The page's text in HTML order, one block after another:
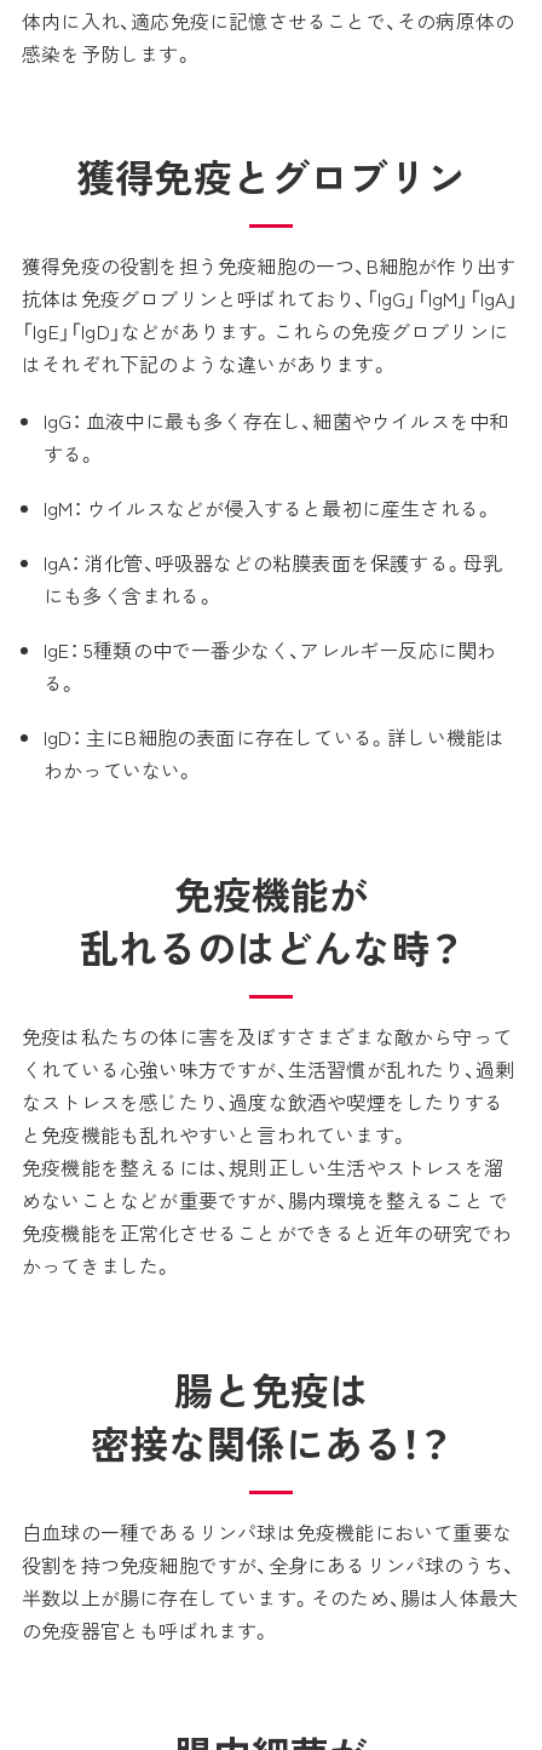
体内に入れ、適応免疫に記憶させることで、その病原体の
感染を予防します。
獲得免疫とグロブリン
獲得免疫の役割を担う免疫細胞の一つ、B細胞が作り出す
抗体は免疫グロブリンと呼ばれており、「IgG」「IgM」「IgA」
「IgE」「IgD」などがあります。これらの免疫グロブリンに
はそれぞれ下記のような違いがあります。
IgG： 血液中に最も多く存在し、細菌やウイルスを中和
する。
IgM： ウイルスなどが侵入すると最初に産生される。
IgA： 消化管、呼吸器などの粘膜表面を保護する。母乳
にも多く含まれる。
IgE： 5種類の中で一番少なく、アレルギー反応に関わ
る。
IgD： 主にB細胞の表面に存在している。詳しい機能は
わかっていない。
免疫機能が
乱れるのはどんな時？
免疫は私たちの体に害を及ぼすさまざまな敵から守って
くれている心強い味方ですが、生活習慣が乱れたり、過剰
なストレスを感じたり、過度な飲酒や喫煙をしたりする
と免疫機能も乱れやすいと言われています。
免疫機能を整えるには、規則正しい生活やストレスを溜
めないことなどが重要ですが、腸内環境を整えること で
免疫機能を正常化させることができると近年の研究でわ
かってきました。
腸と免疫は
密接な関係にある！？
白血球の一種であるリンパ球は免疫機能において重要な
役割を持つ免疫細胞ですが、全身にあるリンパ球のうち、
半数以上が腸に存在しています。そのため、腸は人体最大
の免疫器官とも呼ばれます。